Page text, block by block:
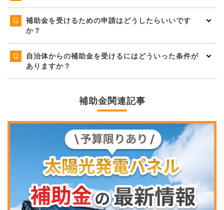
補助金を受けるための申請はどうしたらいいです
か？
自治体からの補助金を受けるにはどういった条件が
ありますか？
補助金関連記事